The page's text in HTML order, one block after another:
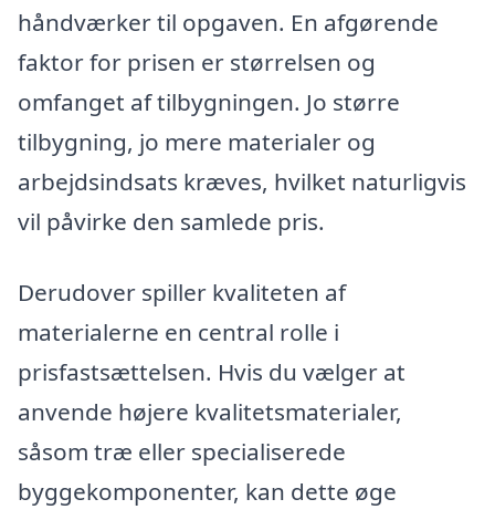
håndværker til opgaven. En afgørende
faktor for prisen er størrelsen og
omfanget af tilbygningen. Jo større
tilbygning, jo mere materialer og
arbejdsindsats kræves, hvilket naturligvis
vil påvirke den samlede pris.
Derudover spiller kvaliteten af
materialerne en central rolle i
prisfastsættelsen. Hvis du vælger at
anvende højere kvalitetsmaterialer,
såsom træ eller specialiserede
byggekomponenter, kan dette øge